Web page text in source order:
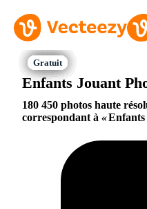
Enfants Jouant
180 450 photos haute
correspondant à